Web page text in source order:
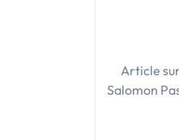
Article
Salomon